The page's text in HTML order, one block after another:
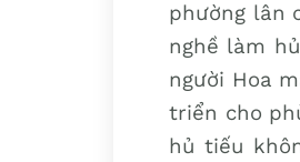
phường lân
nghề làm
người Hoa
triển cho
hủ tiếu